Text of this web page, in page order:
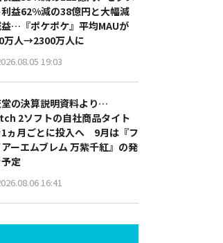
利益62%減の38億円と大幅減
…『ポケポケ』平均MAUが
万人→2300万人に
19:03
の決算説明資料より…
2ソフトの自社商品タイト
ヵ月ごとに投入へ 9月は『フ
ーエムブレム 万紫千紅』の発
定
16:41